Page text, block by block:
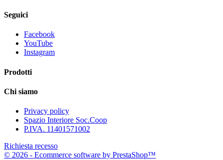
Seguici
Facebook
YouTube
Instagram
Prodotti
Chi siamo
Privacy policy
Spazio Interiore Soc.Coop
P.IVA. 11401571002
Richiesta recesso
© 2026 - Ecommerce software by PrestaShop™